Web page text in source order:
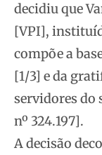
decidiu que
[VPI],
compõe a
[1/3] e da
servidores do
nº 324.197].
A decisão